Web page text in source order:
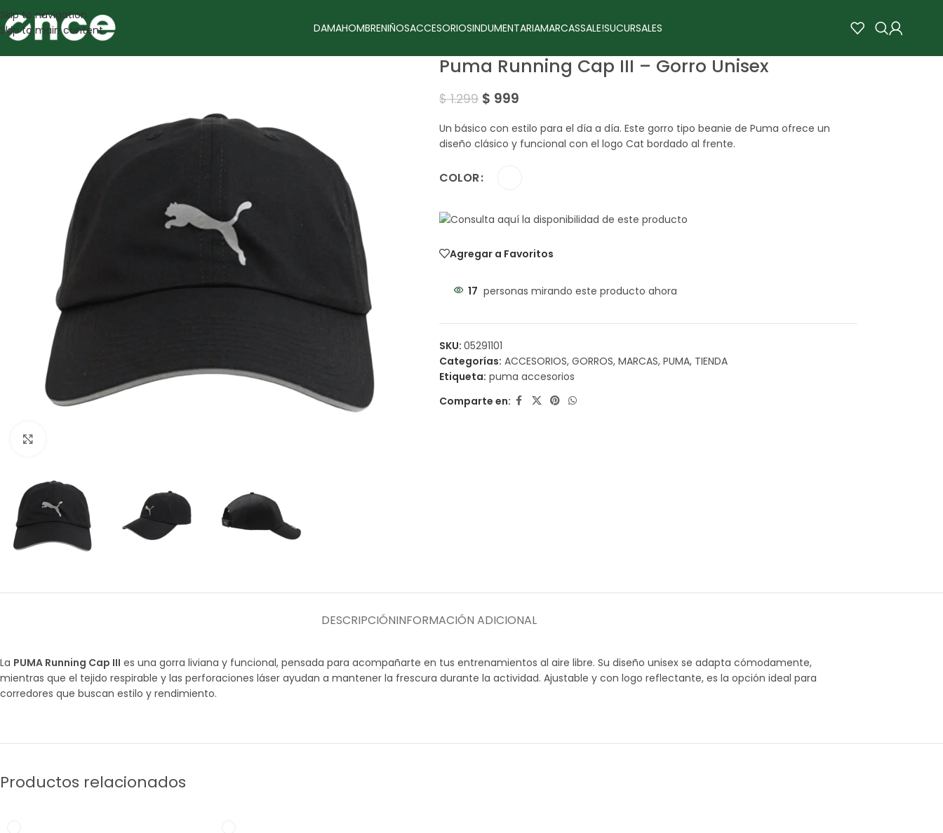
Skip to navigation
Skip to main content
DAMAHOMBRENIÑOSACCESORIOSINDUMENTARIAMARCASSALE!SUCURSALES
Puma Running Cap III – Gorro Unisex
$1.299 $ 999
Un básico con estilo para el día a día. Este gorro tipo beanie de Puma ofrece un
diseño clásico y funcional con el logo Cat bordado al frente.
COLOR
Agregar a Favoritos
17 personas mirando este producto ahora
SKU: 05291101
Categorías: ACCESORIOS, GORROS, MARCAS, PUMA, TIENDA
Etiqueta: puma accesorios
Comparte en:
DESCRIPCIÓNINFORMACIÓN ADICIONAL
La PUMA Running Cap III es una gorra liviana y funcional, pensada para acompañarte en tus entrenamientos al aire libre. Su diseño unisex se adapta cómodamente,
mientras que el tejido respirable y las perforaciones láser ayudan a mantener la frescura durante la actividad. Ajustable y con logo reflectante, es la opción ideal para
corredores que buscan estilo y rendimiento.
Productos relacionados